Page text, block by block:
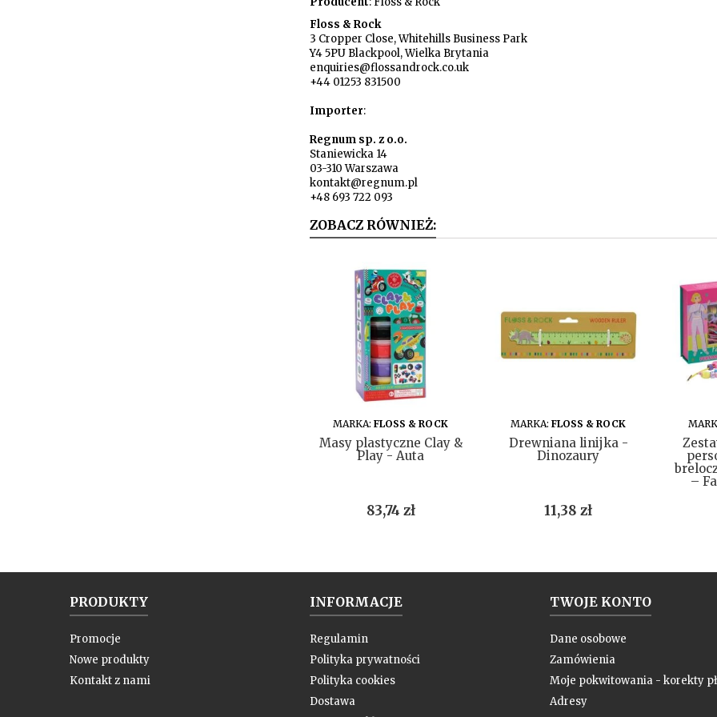
Floss & Rock
3 Cropper Close, Whitehills Business Park
Y4 5PU Blackpool, Wielka Brytania
enquiries@flossandrock.co.uk
+44 01253 831500
Importer:
Regnum sp. z o.o.
Staniewicka 14
03-310 Warszawa
kontakt@regnum.pl
+48 693 722 093
ZOBACZ RÓWNIEŻ:
DO KOSZYKA
MARKA: FLOSS & ROCK
Masy plastyczne Clay &
Play - Auta
Cena
83,74 zł
DO KOSZYKA
MARKA: FLOSS & ROCK
Drewniana linijka -
Dinozaury
Cena
11,38 zł
–
PRODUKTY
Promocje
Nowe produkty
Kontakt z nami
INFORMACJE
Regulamin
Polityka prywatności
Polityka cookies
Dostawa
TWOJE KONTO
Dane osobowe
Zamówienia
Moje pokwitowania - korekty
Adresy